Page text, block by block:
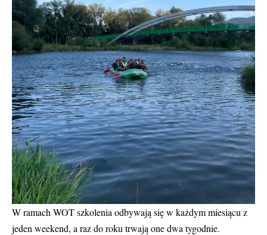
W ramach WOT szkolenia odbywają się w każdym miesiącu z
jeden weekend, a raz do roku trwają one dwa tygodnie.